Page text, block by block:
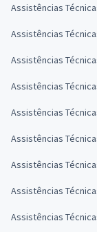
Assistências
Assistências
Assistências
Assistências
Assistências
Assistências
Assistências
Assistências
Assistências